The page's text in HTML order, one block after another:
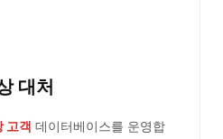
대처
고객 데이터베이스를 운영합